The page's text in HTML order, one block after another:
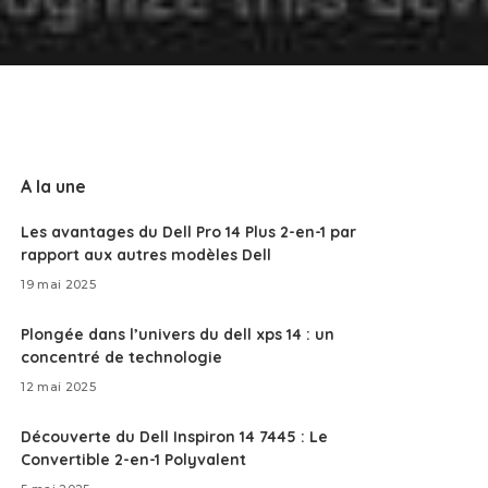
A la une
Les avantages du Dell Pro 14 Plus 2-en-1 par
rapport aux autres modèles Dell
19 mai 2025
Plongée dans l’univers du dell xps 14 : un
concentré de technologie
12 mai 2025
Découverte du Dell Inspiron 14 7445 : Le
Convertible 2-en-1 Polyvalent